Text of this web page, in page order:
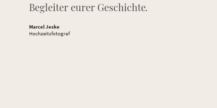
Begleiter eurer Geschichte.
Marcel Jeske
Hochzeitsfotograf